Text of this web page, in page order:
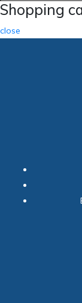
Shopping
close